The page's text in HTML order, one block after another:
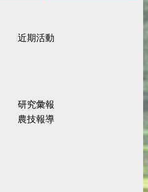
近期活動
研究彙報
農技報導